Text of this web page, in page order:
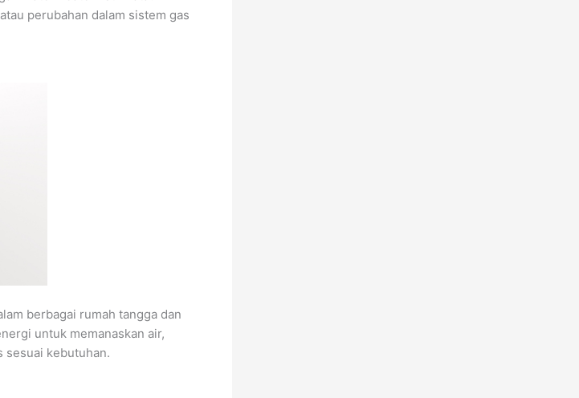
perubahan dalam sistem gas
berbagai rumah tangga dan
untuk memanaskan air,
sesuai kebutuhan.